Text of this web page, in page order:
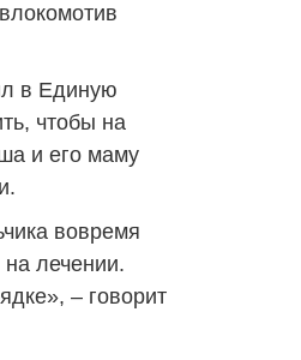
в Единую
чтобы на
и его маму
вовремя
лечении.
– говорит